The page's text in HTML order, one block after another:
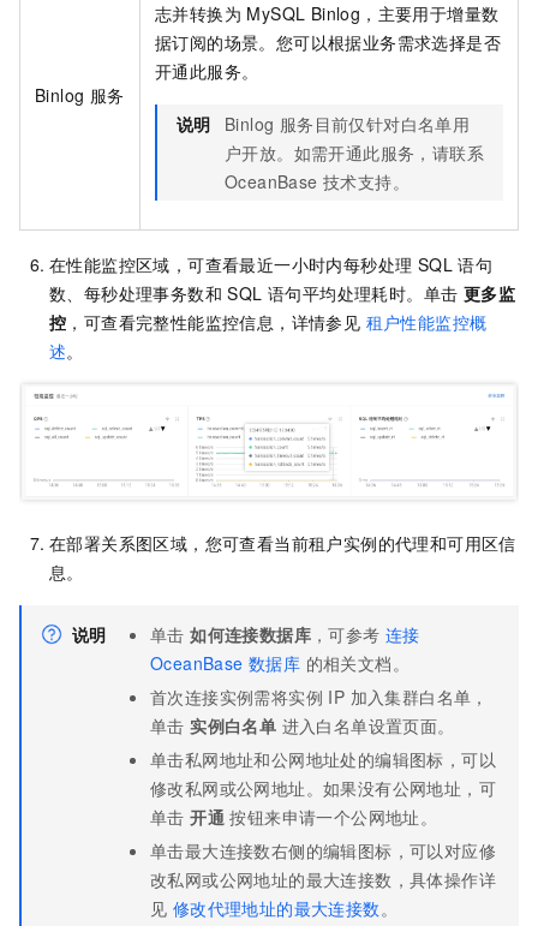
Binlog 服务
志并转换为 MySQL Binlog，主要用于增量数
据订阅的场景。您可以根据业务需求选择是否
开通此服务。
说明
Binlog 服务目前仅针对白名单用
户开放。如需开通此服务，请联系
OceanBase 技术支持。
在性能监控区域，可查看最近一小时内每秒处理 SQL 语句
数、每秒处理事务数和 SQL 语句平均处理耗时。单击 更多监
控 ，可查看完整性能监控信息，详情参见 租户性能监控概
述。
在部署关系图区域，您可查看当前租户实例的代理和可用区信
息。
说明 单击如何连接数据库 ，可参考连接
OceanBase 数据库 的相关文档。
首次连接实例需将实例 IP 加入集群白名单，
单击实例白名单 进入白名单设置页面。
单击私网地址和公网地址处的编辑图标，可以
修改私网或公网地址。如果没有公网地址，可
单击开通 按钮来申请一个公网地址。
单击最大连接数右侧的编辑图标，可以对应修
改私网或公网地址的最大连接数，具体操作详
见 修改代理地址的最大连接数 。